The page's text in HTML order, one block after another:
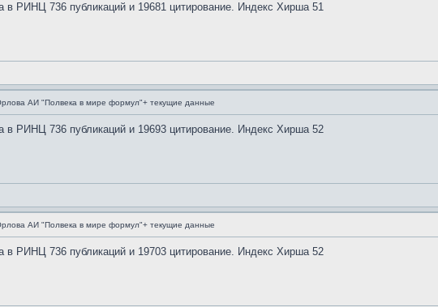
РИНЦ 736 публикаций и 19681 цитирование. Индекс Хирша 51
АИ "Полвека в мире формул"+ текущие данные
РИНЦ 736 публикаций и 19693 цитирование. Индекс Хирша 52
АИ "Полвека в мире формул"+ текущие данные
РИНЦ 736 публикаций и 19703 цитирование. Индекс Хирша 52